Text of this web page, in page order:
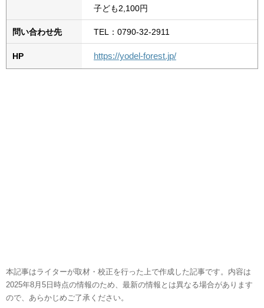
子ども2,100円
問い合わせ先 TEL：0790-32-2911
HP https://yodel-forest.jp/
本記事はライターが取材・校正を行った上で作成した記事です。内容は
2025年8月5日時点の情報のため、最新の情報とは異なる場合があります
ので、あらかじめご了承ください。